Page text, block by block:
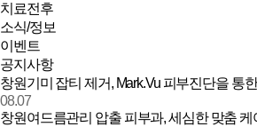
치료전후
소식/정보
이벤트
공지사항
소식/정보 | 창원 피부과 디엘의원
창원기미 잡티 제거, Mark.Vu 피부진단을 통
08.07
창원여드름관리 압출 피부과, 세심한 맞춤 케